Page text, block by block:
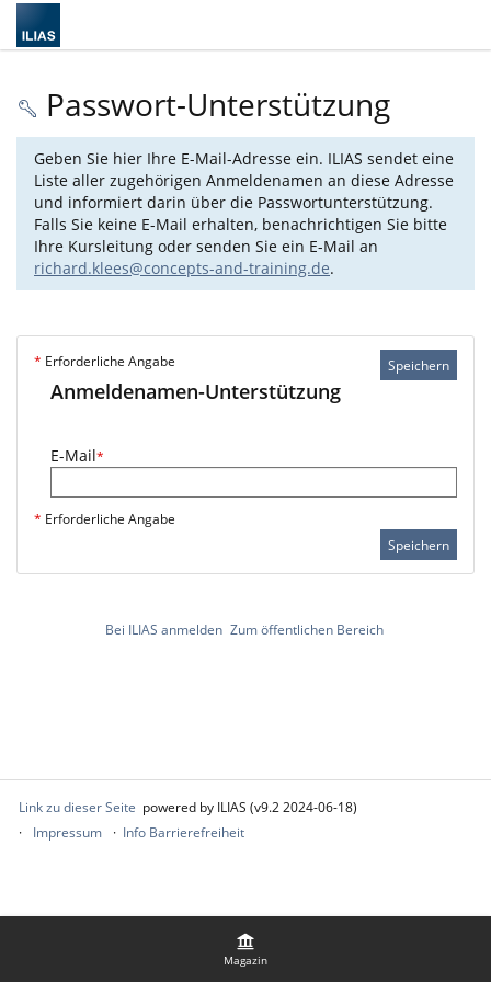
Magazin
Passwort-Unterstützung
Geben Sie hier Ihre E-Mail-Adresse ein. ILIAS sendet eine
Liste aller zugehörigen Anmeldenamen an diese Adresse
und informiert darin über die Passwortunterstützung.
Falls Sie keine E-Mail erhalten, benachrichtigen Sie bitte
Ihre Kursleitung oder senden Sie ein E-Mail an
richard.klees@concepts-and-training.de.
Speichern
* Erforderliche Angabe
Anmeldenamen-Unterstützung
E-Mail*
* Erforderliche Angabe
Speichern
Bei ILIAS anmelden Zum öffentlichen Bereich
Link zu dieser Seite powered by ILIAS (v9.2 2024-06-18)
Impressum
Info Barrierefreiheit